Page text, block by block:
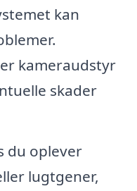
kan
kameraudstyr
skader
du oplever
lugtgener,